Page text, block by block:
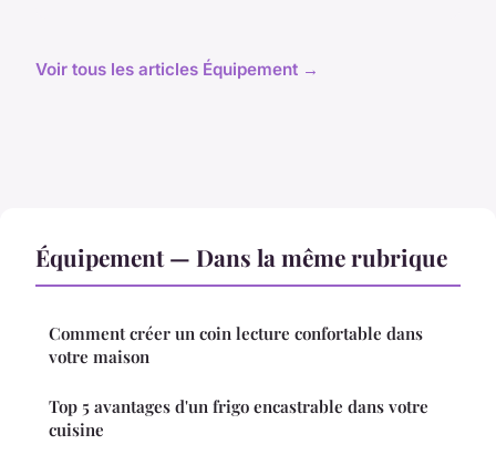
Voir tous les articles Équipement →
Équipement — Dans la même rubrique
Comment créer un coin lecture confortable dans
votre maison
Top 5 avantages d'un frigo encastrable dans votre
cuisine